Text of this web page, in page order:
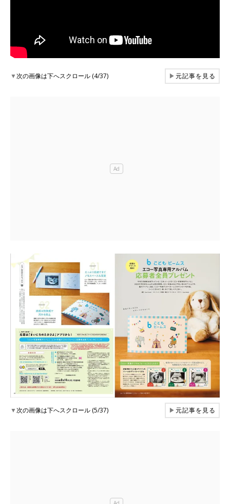
▼次の画像は下へスクロール (4/37) ▶元記事を見る
▼次の画像は下へスクロール (5/37) ▶元記事を見る